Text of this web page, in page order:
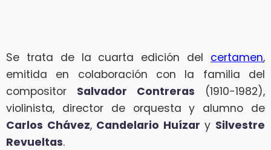
Se trata de la cuarta edición del certamen,
emitida en colaboración con la familia del
compositor Salvador Contreras (1910-1982),
violinista, director de orquesta y alumno de
Carlos Chávez, Candelario Huízar y Silvestre
Revueltas.